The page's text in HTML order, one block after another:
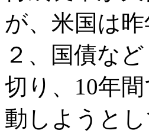
が、米国は
２、国債な
切り、10年
動しようとし